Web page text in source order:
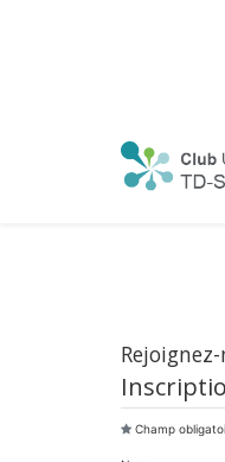
Champ